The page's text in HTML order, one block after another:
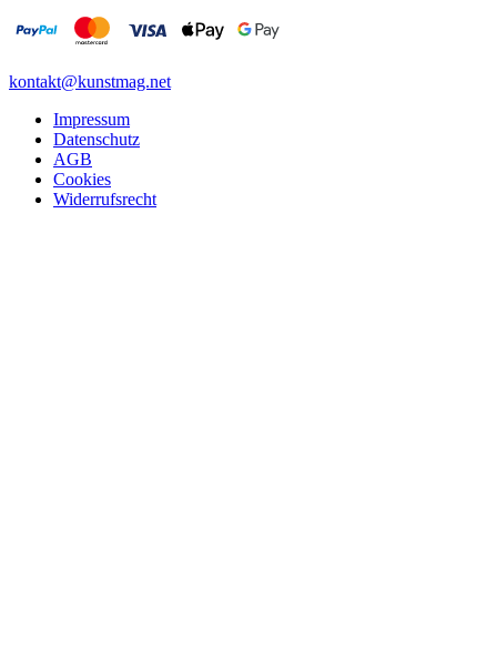
kontakt@kunstmag.net
Impressum
Datenschutz
AGB
Cookies
Widerrufsrecht